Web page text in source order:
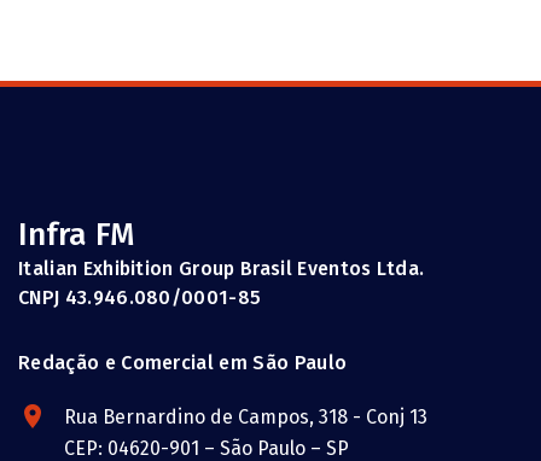
Infra FM
Italian Exhibition Group Brasil Eventos Ltda.
CNPJ 43.946.080/0001-85
Redação e Comercial em São Paulo
Rua Bernardino de Campos, 318 - Conj 13
CEP: 04620-901 – São Paulo – SP